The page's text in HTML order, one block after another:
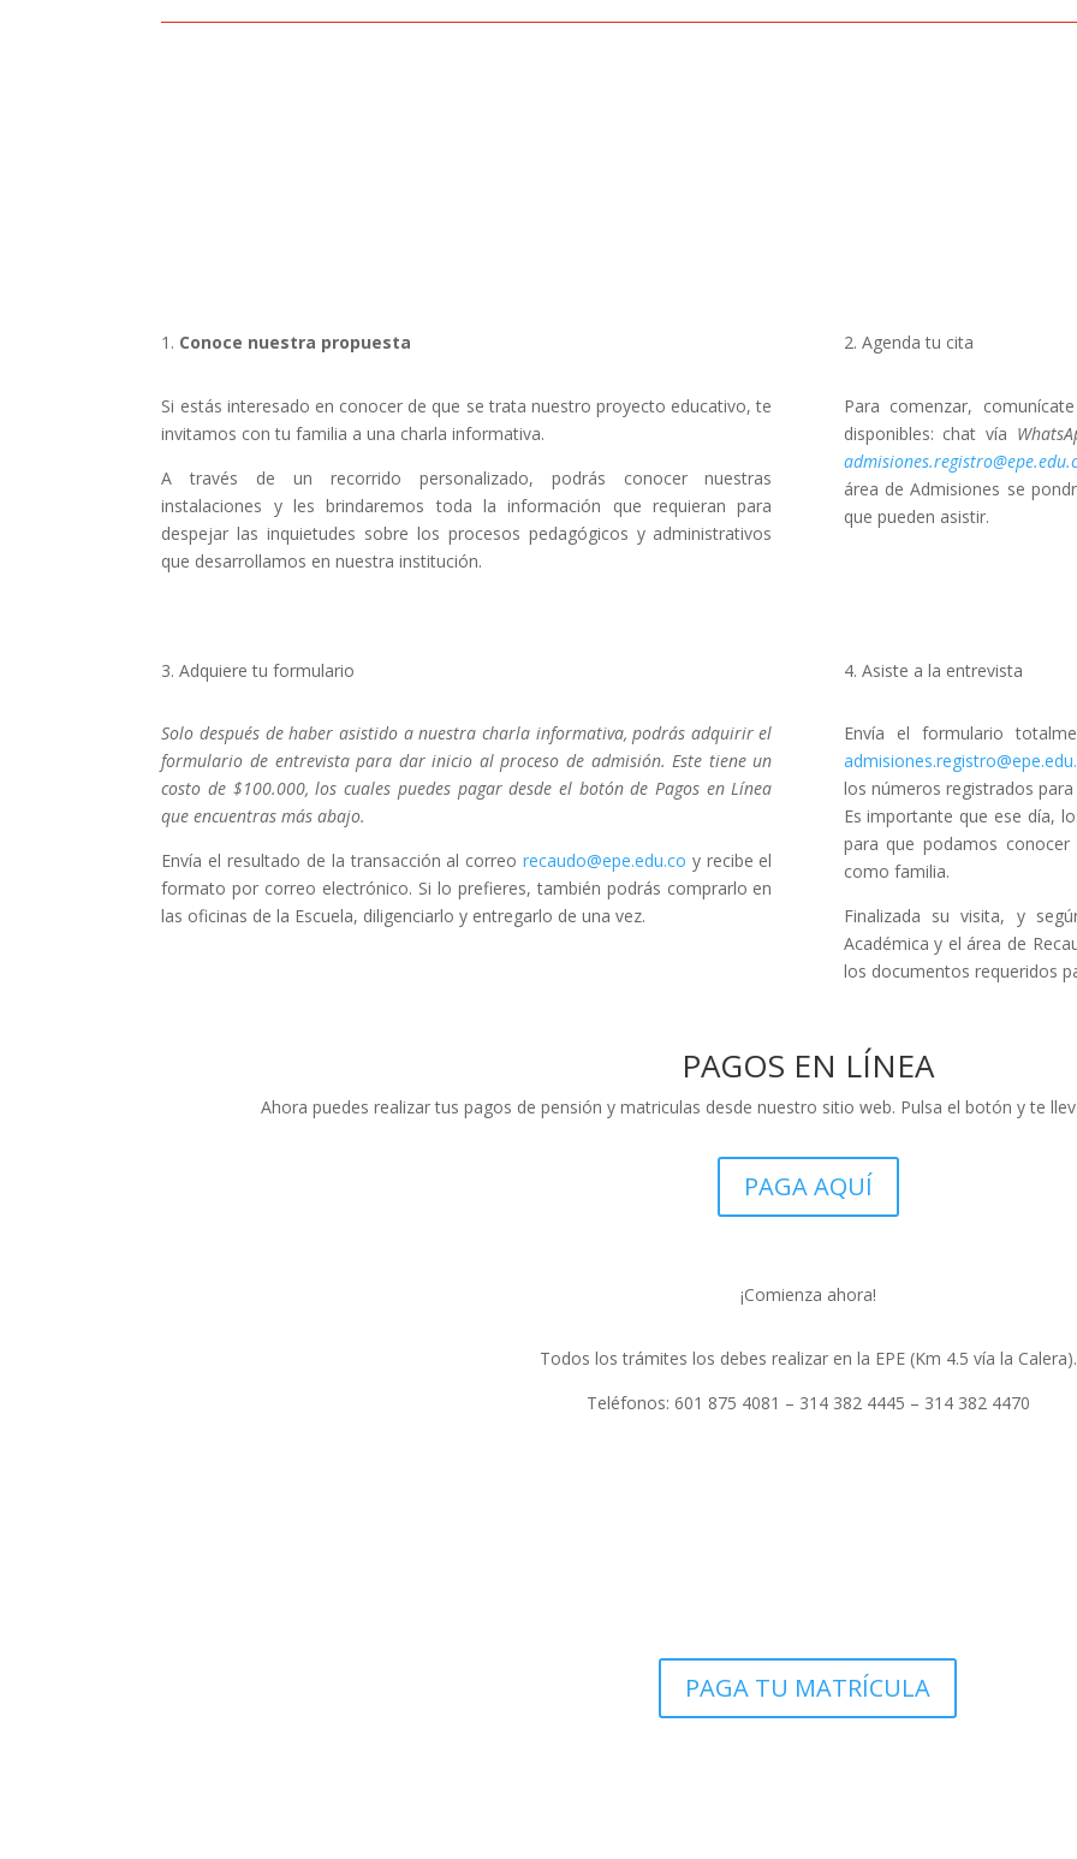
1. Conoce nuestra propuesta
Si estás interesado en conocer de que se trata nuestro proyecto educativo, te
invitamos con tu familia a una charla informativa.
A través de un recorrido personalizado, podrás conocer nuestras
instalaciones y les brindaremos toda la información que requieran para
despejar las inquietudes sobre los procesos pedagógicos y administrativos
que desarrollamos en nuestra institución.
2. Agenda tu cita
Para comenzar,
disponibles: chat vía
área de Admisiones se
que pueden asistir.
3. Adquiere tu formulario
Solo después de haber asistido a nuestra charla informativa, podrás adquirir el
formulario de entrevista para dar inicio al proceso de admisión. Este tiene un
costo de $100.000, los cuales puedes pagar desde el botón de Pagos en Línea
que encuentras más abajo.
Envía el resultado de la transacción al correo recaudo@epe.edu.co y recibe el
formato por correo electrónico. Si lo prefieres, también podrás comprarlo en
las oficinas de la Escuela, diligenciarlo y entregarlo de una vez.
4. Asiste a la entrevista
Envía el formulario
los números registrados
Es importante que ese día,
para que podamos
como familia.
Finalizada su visita, y
Académica y el área de
los documentos requeridos
PAGOS EN LÍNEA
Ahora puedes realizar tus pagos de pensión y matriculas desde nuestro sitio web. Pulsa el botón y te
PAGA AQUÍ
¡Comienza ahora!
Todos los trámites los debes realizar en la EPE (Km 4.5 vía la Calera).
Teléfonos: 601 875 4081 – 314 382 4445 – 314 382 4470
PAGA TU MATRÍCULA